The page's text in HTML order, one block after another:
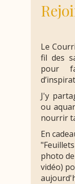
Le
fil des
pour
J'y
ou
nourrir
En
photo
vidéo)